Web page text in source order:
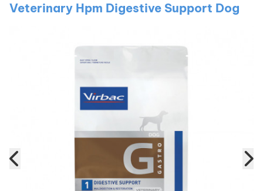
Veterinary Hpm Digestive Support Dog